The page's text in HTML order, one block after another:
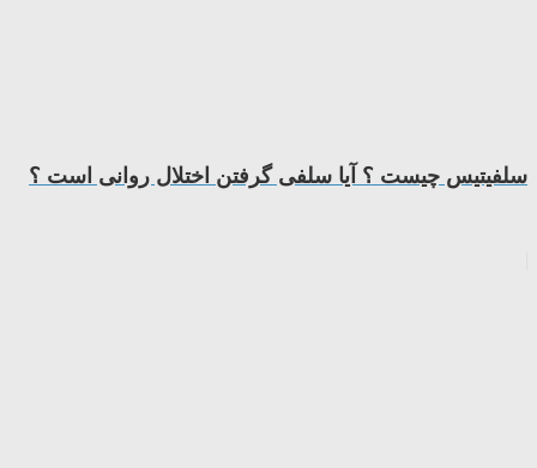
سلفیتیس چیست ؟ آیا سلفی گرفتن اختلال روانی است ؟